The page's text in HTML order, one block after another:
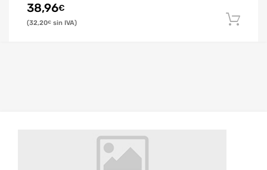
38,96€
32,20€